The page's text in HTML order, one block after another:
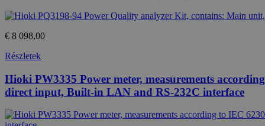
€ 8 098,00
Részletek
Hioki PW3335 Power meter, measurements
direct input, Built-in LAN and RS-232C interface